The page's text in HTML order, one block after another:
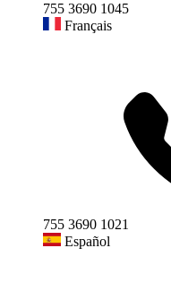
755 3690 1045
Français
755 3690 1021
Español